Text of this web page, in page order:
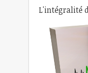
L'intégralité